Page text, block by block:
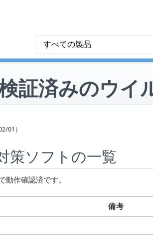
証済みのウイ
01 ）
策ソフトの一覧
動作確認済です。
備考